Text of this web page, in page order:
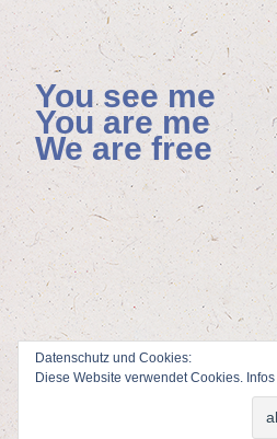
You see me
You are me
We are free
ViSdP: Florian Hoenisch, Mainzer Allee
Webdesign & Adminstration: Peter Wolf
Datenschutz und Cookies:
Diese Website verwendet Cookies.